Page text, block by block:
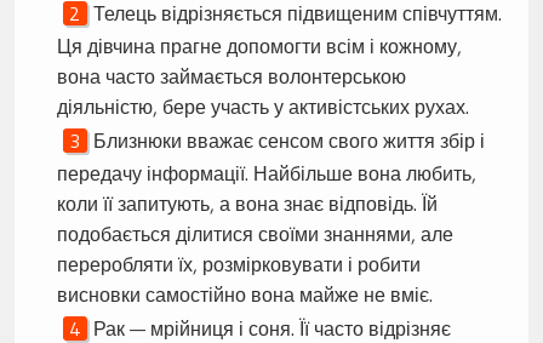
Телець відрізняється підвищеним співчуттям.
Ця дівчина прагне допомогти всім і кожному,
вона часто займається волонтерською
діяльністю, бере участь у активістських рухах.
Близнюки вважає сенсом свого життя збір і
передачу інформації. Найбільше вона любить,
коли її запитують, а вона знає відповідь. Їй
подобається ділитися своїми знаннями, але
переробляти їх, розмірковувати і робити
висновки самостійно вона майже не вміє.
Рак — мрійниця і соня. Її часто відрізняє